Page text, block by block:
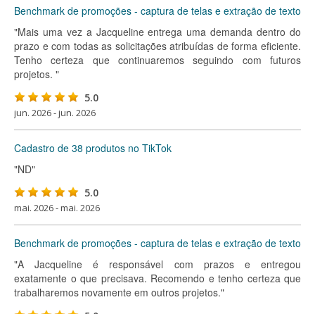
Benchmark de promoções - captura de telas e extração de texto
"Mais uma vez a Jacqueline entrega uma demanda dentro do
prazo e com todas as solicitações atribuídas de forma eficiente.
Tenho certeza que continuaremos seguindo com futuros
projetos. "
5.0
jun. 2026 - jun. 2026
Cadastro de 38 produtos no TikTok
"ND"
5.0
mai. 2026 - mai. 2026
Benchmark de promoções - captura de telas e extração de texto
"A Jacqueline é responsável com prazos e entregou
exatamente o que precisava. Recomendo e tenho certeza que
trabalharemos novamente em outros projetos."